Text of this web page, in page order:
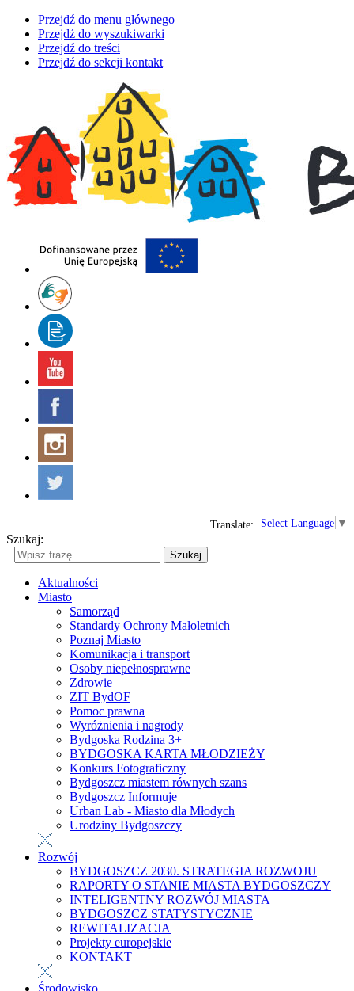
Przejdź do menu głównego
Przejdź do wyszukiwarki
Przejdź do treści
Przejdź do sekcji kontakt
Select Language ▼
Translate:
Szukaj:
Szukaj
Aktualności
Miasto
Samorząd
Standardy Ochrony Małoletnich
Poznaj Miasto
Komunikacja i transport
Osoby niepełnosprawne
Zdrowie
ZIT BydOF
Pomoc prawna
Wyróżnienia i nagrody
Bydgoska Rodzina 3+
BYDGOSKA KARTA MŁODZIEŻY
Konkurs Fotograficzny
Bydgoszcz miastem równych szans
Bydgoszcz Informuje
Urban Lab - Miasto dla Młodych
Urodziny Bydgoszczy
Rozwój
BYDGOSZCZ 2030. STRATEGIA ROZWOJU
RAPORTY O STANIE MIASTA BYDGOSZCZY
INTELIGENTNY ROZWÓJ MIASTA
BYDGOSZCZ STATYSTYCZNIE
REWITALIZACJA
Projekty europejskie
KONTAKT